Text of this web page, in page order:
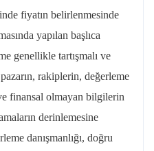
fiyatın belirlenmesinde
yapılan başlıca
genellikle tartışmalı ve
rakiplerin, değerleme
finansal olmayan bilgilerin
derinlemesine
danışmanlığı, doğru